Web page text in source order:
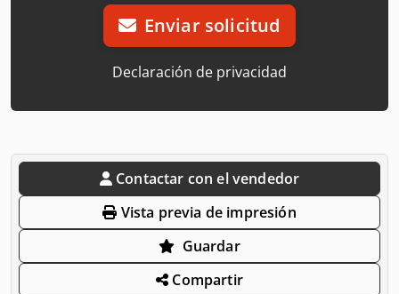
Enviar solicitud
Declaración de privacidad
Contactar con el vendedor
Vista previa de impresión
Guardar
Compartir